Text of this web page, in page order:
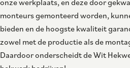
monteurs gemonteerd worden,
bieden en de hoogste kwaliteit
zowel met de productie als de
Daardoor onderscheidt de Wit